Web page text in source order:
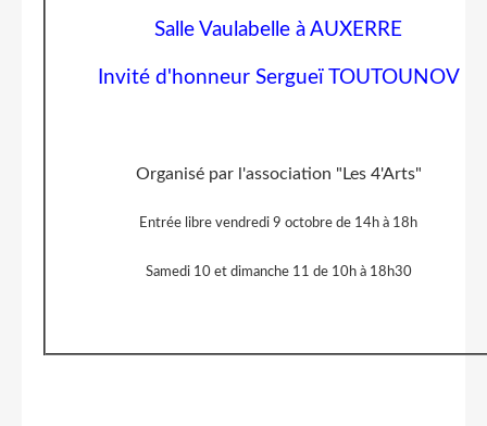
Salle Vaulabelle à AUXERRE
Invité d'honneur Sergueï TOUTOUNOV
Organisé par l'association "Les 4'Arts"
Entrée libre vendredi 9 octobre de 14h à 18h
Samedi 10 et dimanche 11 de 10h à 18h30